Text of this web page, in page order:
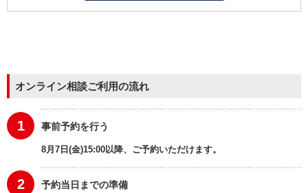
オンライン相談ご利用の流れ
1 事前予約を行う
8月7日(金)15:00以降、ご予約いただけます。
2 予約当日までの準備